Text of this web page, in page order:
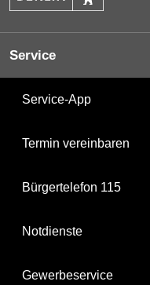
Service
Service-App
Termin vereinbaren
Bürgertelefon 115
Notdienste
Gewerbeservice